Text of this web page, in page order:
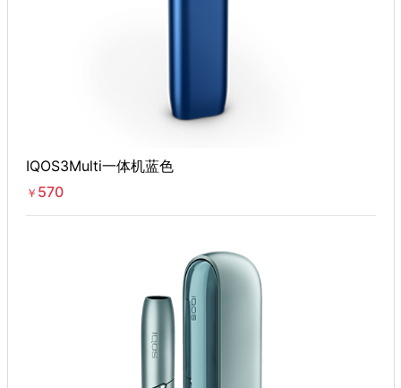
IQOS3Multi一体机蓝色
￥ 570